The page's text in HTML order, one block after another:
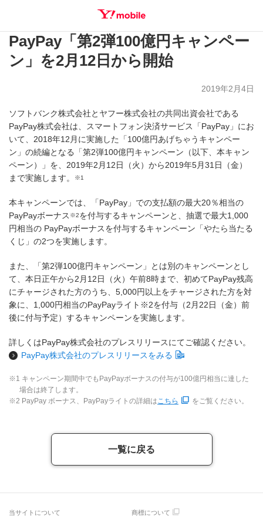
SEARCH
PayPay「第2弾100億円キャンペー
ン」を2月12日から開始
2019年2月4日
ソフトバンク株式会社とヤフー株式会社の共同出資会社である
PayPay株式会社は、スマートフォン決済サービス「PayPay」にお
いて、2018年12月に実施した「100億円あげちゃうキャンペー
ン」の続編となる「第2弾100億円キャンペーン（以下、本キャン
ペーン）」を、2019年2月12日（火）から2019年5月31日（金）
まで実施します。
※1
本キャンペーンでは、「PayPay」での支払額の最大20％相当の
PayPayボーナス ※2を付与するキャンペーンと、抽選で最大1,000
円相当の PayPayボーナスを付与するキャンペーン「やたら当たる
くじ」の2つを実施します。
また、「第2弾100億円キャンペーン」とは別のキャンペーンとし
て、本日正午から2月12日（火）午前8時まで、初めてPayPay残高
にチャージされた方のうち、5,000円以上をチャージされた方を対
象に、1,000円相当のPayPayライト※2を付与（2月22日（金）前
後に付与予定）するキャンペーンを実施します。
詳しくはPayPay株式会社のプレスリリースにてご確認ください。
PayPay株式会社のプレスリリースをみる
※1 キャンペーン期間中でもPayPayボーナスの付与が100億円相当に達した
場合は終了します。
※2 PayPay ボーナス、PayPayライトの詳細はこちら をご覧ください。
一覧に戻る
当サイトについて 商標について